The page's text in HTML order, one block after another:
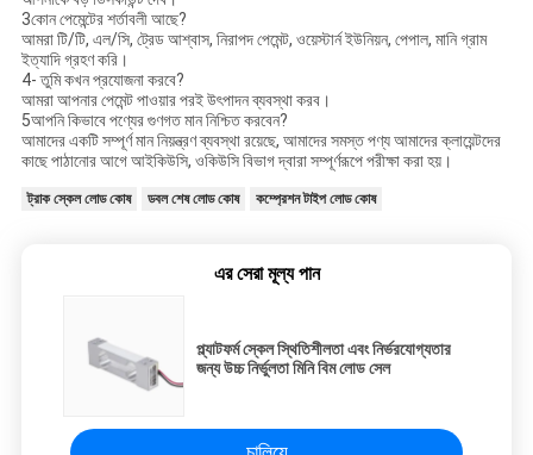
3কোন পেমেন্টের শর্তাবলী আছে?
আমরা টি/টি, এল/সি, ট্রেড আশ্বাস, নিরাপদ পেমেন্ট, ওয়েস্টার্ন ইউনিয়ন, পেপাল, মানি গ্রাম
ইত্যাদি গ্রহণ করি।
4- তুমি কখন প্রযোজনা করবে?
আমরা আপনার পেমেন্ট পাওয়ার পরই উৎপাদন ব্যবস্থা করব।
5আপনি কিভাবে পণ্যের গুণগত মান নিশ্চিত করবেন?
আমাদের একটি সম্পূর্ণ মান নিয়ন্ত্রণ ব্যবস্থা রয়েছে, আমাদের সমস্ত পণ্য আমাদের ক্লায়েন্টদের
কাছে পাঠানোর আগে আইকিউসি, ওকিউসি বিভাগ দ্বারা সম্পূর্ণরূপে পরীক্ষা করা হয়।
ট্রাক স্কেল লোড কোষ ডবল শেষ লোড কোষ কম্প্রেশন টাইপ লোড কোষ
এর সেরা মূল্য পান
প্ল্যাটফর্ম স্কেল স্থিতিশীলতা এবং নির্ভরযোগ্যতার
জন্য উচ্চ নির্ভুলতা মিনি বিম লোড সেল